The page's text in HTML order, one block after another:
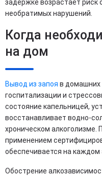
задержке возрастает риск
необратимых нарушений.
Когда
на дом
Вывод из запоя в домашних
госпитализации и
состояние капельницей,
восстанавливает водно-
хроническом алкоголизме.
применением
обеспечивается на каждом
Обострение